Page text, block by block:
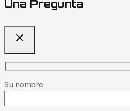
Una Pregunta
Su nombre